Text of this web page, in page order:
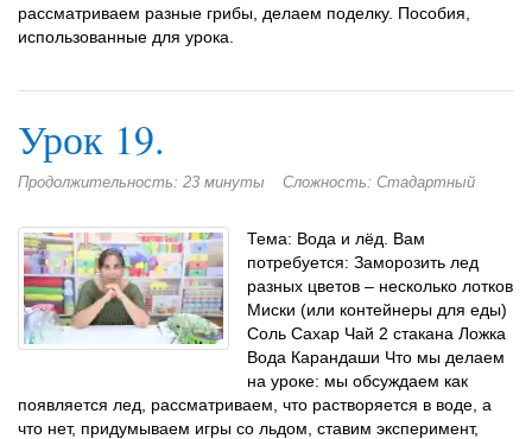
рассматриваем разные грибы, делаем поделку. Пособия,
использованные для урока.
Урок 19.
Продолжительность: 23 минуты Сложность: Стадартный
Тема: Вода и лёд. Вам
потребуется: Заморозить лед
разных цветов – несколько лотков
Миски (или контейнеры для еды)
Соль Сахар Чай 2 стакана Ложка
Вода Карандаши Что мы делаем
на уроке: мы обсуждаем как
появляется лед, рассматриваем, что растворяется в воде, а
что нет, придумываем игры со льдом, ставим эксперимент,